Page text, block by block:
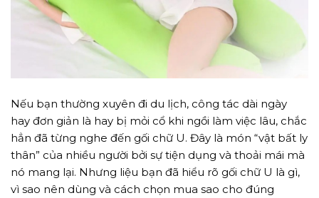
Nếu bạn thường xuyên đi du lịch, công tác dài ngày
hay đơn giản là hay bị mỏi cổ khi ngồi làm việc lâu, chắc
hẳn đã từng nghe đến gối chữ U. Đây là món “vật bất ly
thân” của nhiều người bởi sự tiện dụng và thoải mái mà
nó mang lại. Nhưng liệu bạn đã hiểu rõ gối chữ U là gì,
vì sao nên dùng và cách chọn mua sao cho đúng